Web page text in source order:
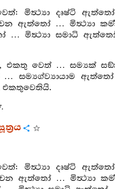
මිත්‍ථ්‍යා දෘෂ්ටි
ඇත්තෝ … මිත්‍ථ්‍යා
මිත්‍ථ්‍යා සමාධි
එකතු වෙත් … සම්‍යක්
සම්‍යග්ව්‍යායාම
මිත්‍ථ්‍යා දෘෂ්ටි
ඇත්තෝ … මිත්‍ථ්‍යා